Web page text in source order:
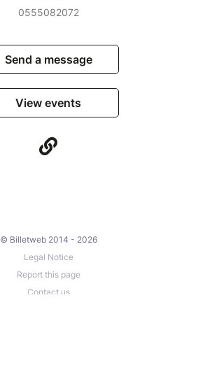
0555082072
Send a message
View events
© Billetweb 2014 - 2026
Legal Notice
Report this page
Contact us